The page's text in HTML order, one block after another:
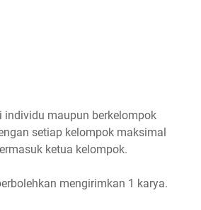
individu maupun berkelompok
setiap kelompok maksimal
ketua kelompok.
mengirimkan 1 karya.